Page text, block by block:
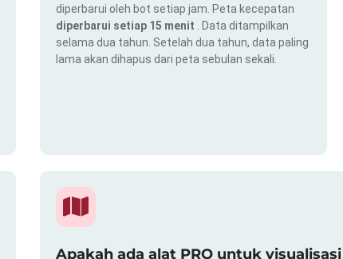
diperbarui oleh bot setiap jam. Peta kecepatan
diperbarui setiap 15 menit
. Data ditampilkan
selama dua tahun. Setelah dua tahun, data paling
lama akan dihapus dari peta sebulan sekali.
Apakah ada alat PRO untuk